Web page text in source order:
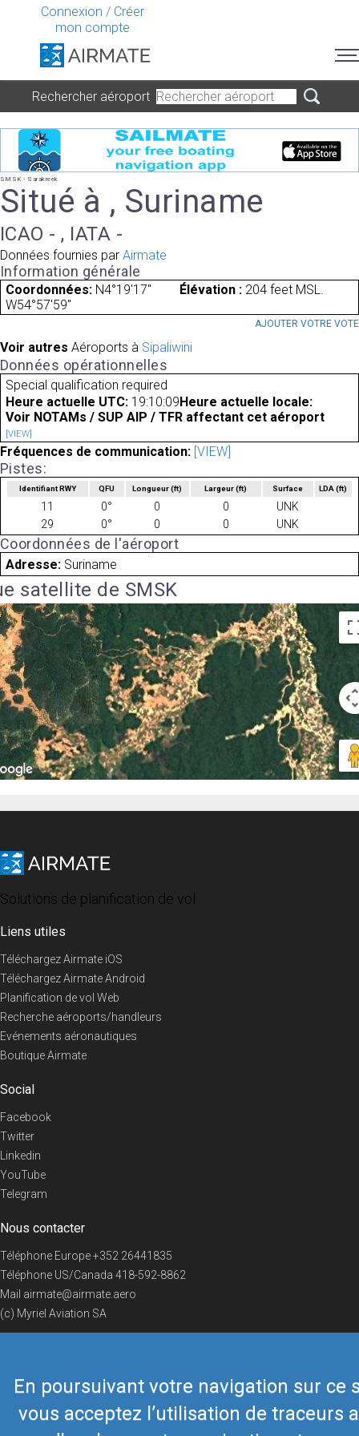
Connexion / Créer
mon compte
En poursuivant votre navigation sur ce
vous acceptez l’utilisation de traceurs
Rechercher aéroport
SMSK - Sarakreek
Situé à , Suriname
ICAO - , IATA -
Données fournies par Airmate
Information générale
Coordonnées: N4°19'17"
W54°57'59"
Élévation : 204 feet MSL.
AJOUTER VOTRE VOTE
Voir autres Aéroports à Sipaliwini
Données opérationnelles
Special qualification required
Heure actuelle UTC: 19:10:09 Heure actuelle locale:
Voir NOTAMs / SUP AIP / TFR affectant cet aéroport
[VIEW]
Fréquences de communication: [VIEW]
Pistes:
Identifiant RWY QFU Longueur(ft) Largeur(ft) Surface LDA(ft)
11 0° 0 0
UNK
29
0° 0 0 UNK
Coordonnées de l'aéroport
Adresse: Suriname
satellite de SMSK
Solutions de planification de vol
Liens utiles
Téléchargez Airmate iOS
Téléchargez Airmate Android
Planification de vol Web
Recherche aéroports/handleurs
Evénements aéronautiques
Boutique Airmate
Social
Facebook
Twitter
Linkedin
YouTube
Telegram
Nous contacter
Téléphone Europe+352 26441835
Téléphone US/Canada 418-592-8862
Mail airmate@airmate.aero
(c) Myriel Aviation SA
© 2019 Airmate - Conditions d'utilisation - Vie privée Back to top